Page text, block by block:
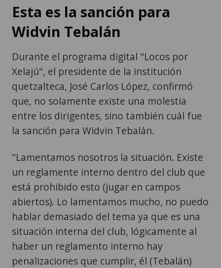
Esta es la sanción para
Widvin Tebalán
Durante el programa digital "Locos por
Xelajú", el presidente de la institución
quetzalteca, José Carlos López, confirmó
que, no solamente existe una molestia
entre los dirigentes, sino también cuál fue
la sanción para Widvin Tebalán.
"Lamentamos nosotros la situación. Existe
un reglamente interno dentro del club que
está prohibido esto (jugar en campos
abiertos). Lo lamentamos mucho, no puedo
hablar demasiado del tema ya que es una
situación interna del club, lógicamente al
haber un reglamento interno hay
penalizaciones que cumplir, él (Tebalán)